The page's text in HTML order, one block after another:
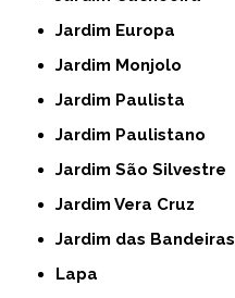
Jardim Europa
Jardim Monjolo
Jardim Paulista
Jardim Paulistano
Jardim São Silvestre
Jardim Vera Cruz
Jardim das Bandeiras
Lapa